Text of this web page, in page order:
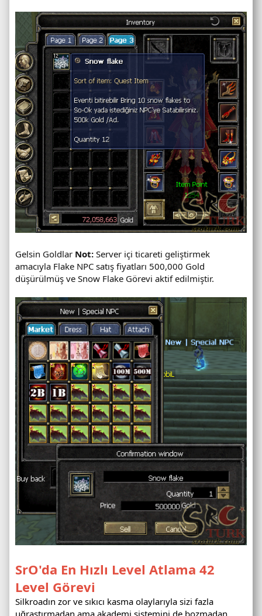
Gelsin Goldlar Not: Server içi ticareti geliştirmek
amacıyla Flake NPC satış fiyatları 500,000 Gold
düşürülmüş ve Snow Flake Görevi aktif edilmiştir.
SrO'da En Hızlı Level Atlama 42
Level Görevi
Silkroadın zor ve sıkıcı kasma olaylarıyla sizi fazla